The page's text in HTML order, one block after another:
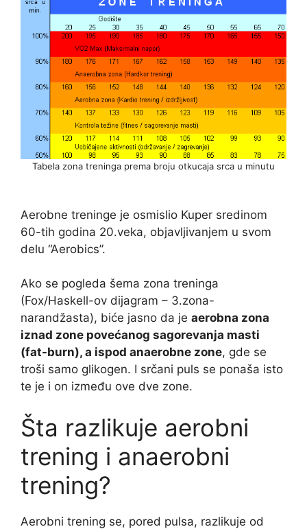
Tabela zona treninga prema broju otkucaja srca u minutu
Aerobne treninge je osmislio Kuper sredinom
60-tih godina 20.veka, objavljivanjem u svom
delu “Aerobics”.
Ako se pogleda šema zona treninga
(Fox/Haskell-ov dijagram – 3.zona-
narandžasta), biće jasno da je aerobna zona
iznad zone povećanog sagorevanja masti
(fat-burn), a ispod anaerobne zone, gde se
troši samo glikogen. I srčani puls se ponaša isto
te je i on između ove dve zone.
Šta razlikuje aerobni
trening i anaerobni
trening?
Aerobni trening se, pored pulsa, razlikuje od